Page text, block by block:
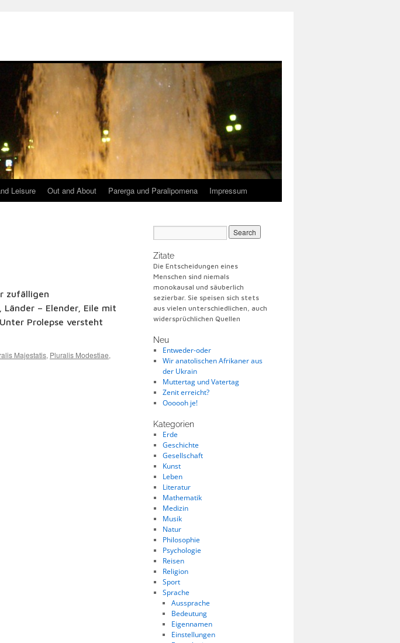
Leisure Out and About Parerga und Paralipomena Impressum
zufälligen
– Elender, Eile mit
Prolepse versteht
Majestatis, Pluralis Modestiae,
Zitate
Die Entscheidungen eines
Menschen sind niemals
monokausal und säuberlich
sezierbar. Sie speisen sich stets
aus vielen unterschiedlichen, auch
widersprüchlichen Quellen
Neu
Entweder-oder
Wir anatolischen Afrikaner aus
der Ukrain
Muttertag und Vatertag
Zenit erreicht?
Oooooh je!
Kategorien
Erde
Geschichte
Gesellschaft
Kunst
Leben
Literatur
Mathematik
Medizin
Musik
Natur
Philosophie
Psychologie
Reisen
Religion
Sport
Sprache
Aussprache
Bedeutung
Eigennamen
Einstellungen